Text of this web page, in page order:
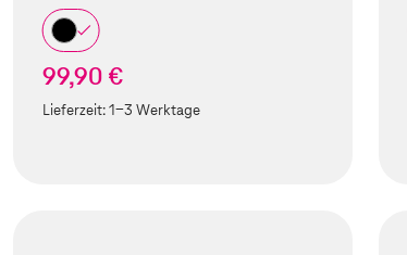
99,90 €
Lieferzeit:1-3 Werktage